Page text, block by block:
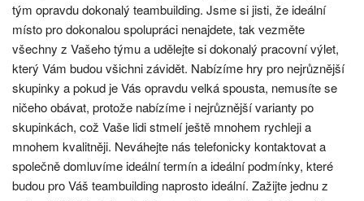
tým opravdu dokonalý teambuilding. Jsme si jisti, že ideální
místo pro dokonalou spolupráci nenajdete, tak vezměte
všechny z Vašeho týmu a udělejte si dokonalý pracovní výlet,
který Vám budou všichni závidět. Nabízíme hry pro nejrůznější
skupinky a pokud je Vás opravdu velká spousta, nemusíte se
ničeho obávat, protože nabízíme i nejrůznější varianty po
skupinkách, což Vaše lidi stmelí ještě mnohem rychleji a
mnohem kvalitněji. Neváhejte nás telefonicky kontaktovat a
společně domluvíme ideální termín a ideální podmínky, které
budou pro Váš teambuilding naprosto ideální. Zažijte jednu z